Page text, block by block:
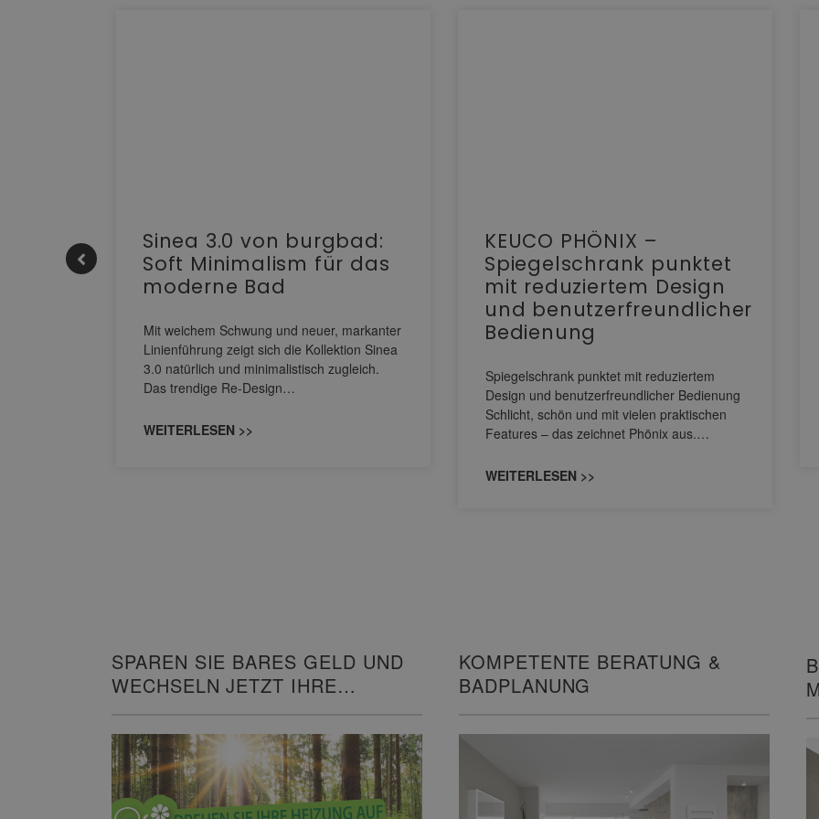
Sinea 3.0 von burgbad:
Soft Minimalism für das
moderne Bad
Mit weichem Schwung und neuer, markanter
Linienführung zeigt sich die Kollektion Sinea
3.0 natürlich und minimalistisch zugleich.
Das trendige Re-Design…
WEITERLESEN >>
KEUCO PHÖNIX –
Spiegelschrank punktet
mit reduziertem Design
und benutzerfreundlicher
Bedienung
Spiegelschrank punktet mit reduziertem
Design und benutzerfreundlicher Bedienung
Schlicht, schön und mit vielen praktischen
Features – das zeichnet Phönix aus.…
WEITERLESEN >>
SPAREN SIE BARES GELD UND
WECHSELN JETZT IHRE
KOMPETENTE BERATUNG &
BADPLANUNG